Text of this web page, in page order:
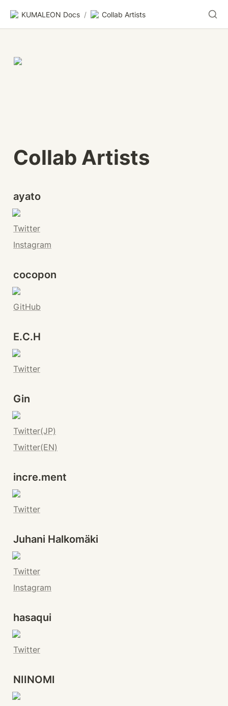
KUMALEON Docs / Collab Artists
Collab Artists
ayato
Twitter
Instagram
cocopon
GitHub
E.C.H
Twitter
Gin
Twitter(JP)
Twitter(EN)
incre.ment
Twitter
Juhani Halkomäki
Twitter
Instagram
hasaqui
Twitter
NIINOMI